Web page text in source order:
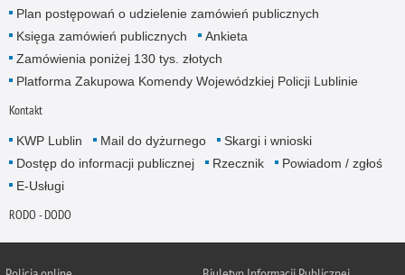
Plan postępowań o udzielenie zamówień publicznych
Księga zamówień publicznych
Ankieta
Zamówienia poniżej 130 tys. złotych
Platforma Zakupowa Komendy Wojewódzkiej Policji Lublinie
Kontakt
KWP Lublin Mail do dyżurnego
Skargi i wnioski
Dostęp do informacji publicznej
Rzecznik
Powiadom / zgłoś
E-Usługi
RODO - DODO